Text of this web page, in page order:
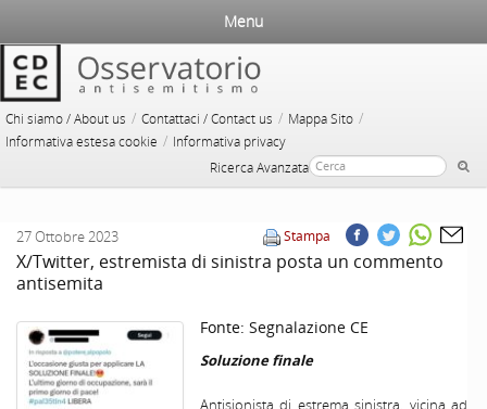
Chi siamo / About us / Contattaci / Contact us / Mappa Sito /
Informativa estesa cookie / Informativa privacy
Ricerca Avanzata
Menu
Stampa
27 Ottobre 2023
X/Twitter, estremista di sinistra posta un commento
antisemita
Fonte: Segnalazione CE
Soluzione finale
Antisionista di estrema sinistra, vicina ad